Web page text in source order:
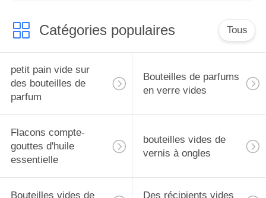
Catégories populaires Tous
petit pain vide sur
des bouteilles de
parfum
Bouteilles de parfums
en verre vides
Flacons compte-
gouttes d'huile
essentielle
bouteilles vides de
vernis à ongles
Bouteilles vides de Des récipients vides